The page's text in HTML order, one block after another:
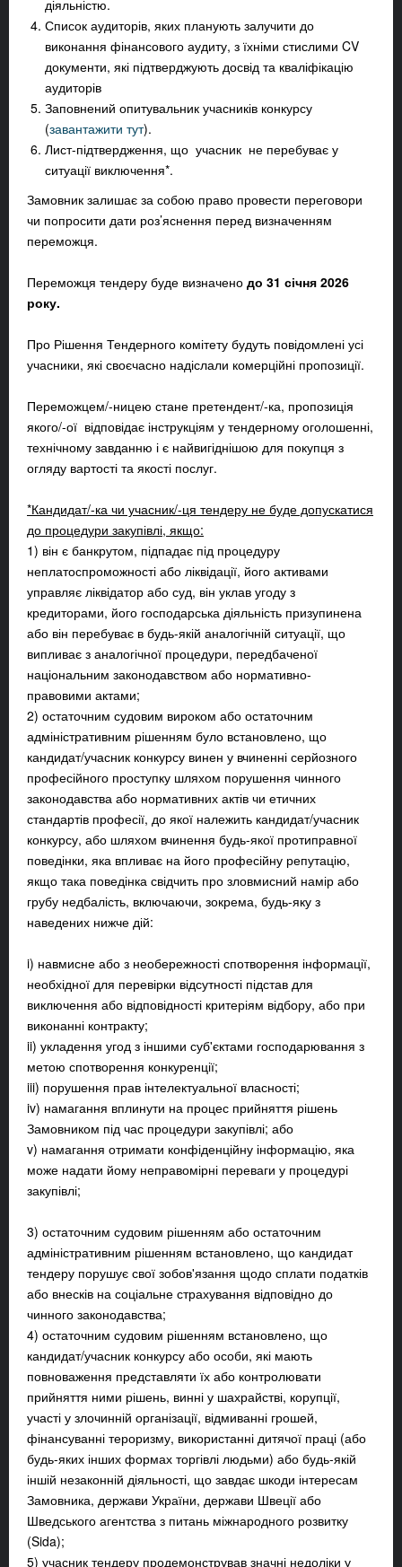
діяльністю.
Список аудиторів, яких планують залучити до
виконання фінансового аудиту, з їхніми стислими CV
документи, які підтверджують досвід та кваліфікацію
аудиторів
Заповнений опитувальник учасників конкурсу
(завантажити тут).
Лист-підтвердження, що учасник не перебуває у
ситуації виключення*.
Замовник залишає за собою право провести переговори
чи попросити дати роз’яснення перед визначенням
переможця.
Переможця тендеру буде визначено до 31 січня 2026
року.
Про Рішення Тендерного комітету будуть повідомлені усі
учасники, які своєчасно надіслали комерційні пропозиції.
Переможцем/-ницею стане претендент/-ка, пропозиція
якого/-ої відповідає інструкціям у тендерному оголошенні,
технічному завданню і є найвигіднішою для покупця з
огляду вартості та якості послуг.
*Кандидат/-ка чи учасник/-ця тендеру не буде допускатися
до процедури закупівлі, якщо:
1) він є банкрутом, підпадає під процедуру
неплатоспроможності або ліквідації, його активами
управляє ліквідатор або суд, він уклав угоду з
кредиторами, його господарська діяльність призупинена
або він перебуває в будь-якій аналогічній ситуації, що
випливає з аналогічної процедури, передбаченої
національним законодавством або нормативно-
правовими актами;
2) остаточним судовим вироком або остаточним
адміністративним рішенням було встановлено, що
кандидат/учасник конкурсу винен у вчиненні серйозного
професійного проступку шляхом порушення чинного
законодавства або нормативних актів чи етичних
стандартів професії, до якої належить кандидат/учасник
конкурсу, або шляхом вчинення будь-якої протиправної
поведінки, яка впливає на його професійну репутацію,
якщо така поведінка свідчить про зловмисний намір або
грубу недбалість, включаючи, зокрема, будь-яку з
наведених нижче дій:
i) навмисне або з необережності спотворення інформації,
необхідної для перевірки відсутності підстав для
виключення або відповідності критеріям відбору, або при
виконанні контракту;
ii) укладення угод з іншими суб'єктами господарювання з
метою спотворення конкуренції;
iii) порушення прав інтелектуальної власності;
iv) намагання вплинути на процес прийняття рішень
Замовником під час процедури закупівлі; або
v) намагання отримати конфіденційну інформацію, яка
може надати йому неправомірні переваги у процедурі
закупівлі;
3) остаточним судовим рішенням або остаточним
адміністративним рішенням встановлено, що кандидат
тендеру порушує свої зобов'язання щодо сплати податків
або внесків на соціальне страхування відповідно до
чинного законодавства;
4) остаточним судовим рішенням встановлено, що
кандидат/учасник конкурсу або особи, які мають
повноваження представляти їх або контролювати
прийняття ними рішень, винні у шахрайстві, корупції,
участі у злочинній організації, відмиванні грошей,
фінансуванні тероризму, використанні дитячої праці (або
будь-яких інших формах торгівлі людьми) або будь-якій
іншій незаконній діяльності, що завдає шкоди інтересам
Замовника, держави України, держави Швеції або
Шведського агентства з питань міжнародного розвитку
(Sida);
5) учасник тендеру продемонстрував значні недоліки у